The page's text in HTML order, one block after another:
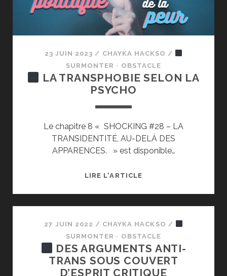
23 JUIN 2023 / CHAYKA HACKSO /
SURMONTER · OBSTACLE
LA TRANSPHOBIE SELON LA
PSYCHO
Le chapitre 8 « SHOCKING #28 – LA
TRANSIDENTITÉ, AU-DELÀ DES
APPARENCES. » est disponible…
LIRE L'ARTICLE
LA
PSYCHO
27 JUIN 2022 / CHAYKA HACKSO /
SURMONTER · OBSTACLE
DES ARGUMENTS ANTI-
TRANS SOUS COUVERT
D’ESPRIT CRITIQUE